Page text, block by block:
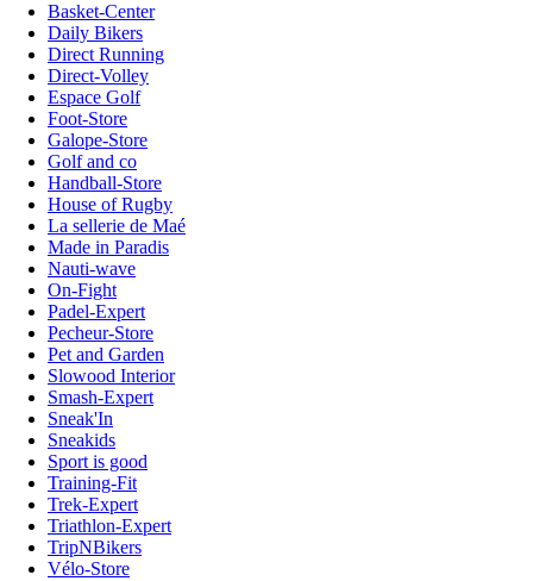
Basket-Center
Daily Bikers
Direct Running
Direct-Volley
Espace Golf
Foot-Store
Galope-Store
Golf and co
Handball-Store
House of Rugby
La sellerie de Maé
Made in Paradis
Nauti-wave
On-Fight
Padel-Expert
Pecheur-Store
Pet and Garden
Slowood Interior
Smash-Expert
Sneak'In
Sneakids
Sport is good
Training-Fit
Trek-Expert
Triathlon-Expert
TripNBikers
Vélo-Store